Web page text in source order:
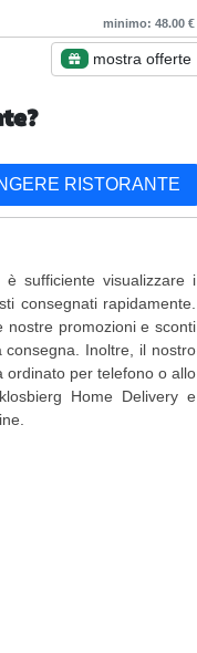
minimo: 48.00 €
mostra offerte
RISTORANTE
sufficiente visualizzare i
consegnati rapidamente.
nostre promozioni e sconti
Inoltre, il nostro
ordinato per telefono o allo
Home Delivery e